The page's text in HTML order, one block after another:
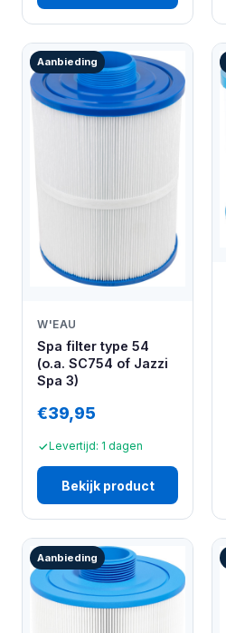
Aanbieding
W'EAU
Spa filter type 54
(o.a. SC754 of Jazzi
Spa 3)
€39,95
Levertijd: 1 dagen
Bekijk product
Aanbieding